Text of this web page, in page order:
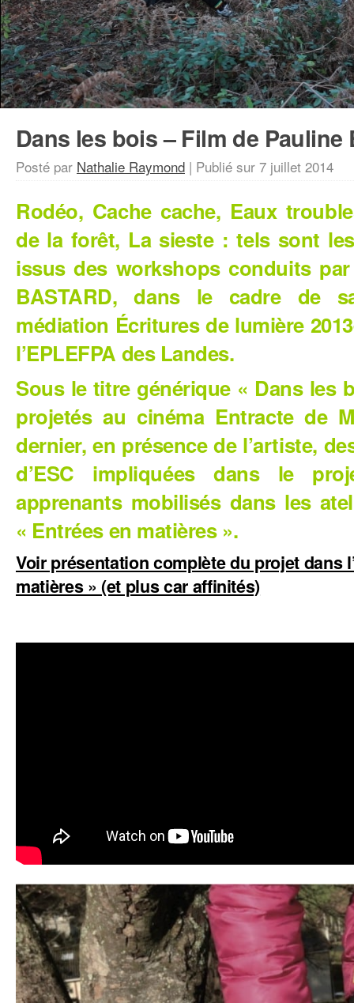
Dans les bois – Film de Pauline
Posté par Nathalie Raymond | Publié sur 7 juillet 2014
Rodéo, Cache cache, Eaux
de la forêt, La sieste : tels sont
issus des workshops conduits par
BASTARD, dans le cadre de
médiation Écritures de lumière
l’EPLEFPA des Landes.
Sous le titre générique « Dans les
projetés au cinéma Entracte de
dernier, en présence de l’artiste,
d’ESC impliquées dans le
apprenants mobilisés dans les
« Entrées en matières ».
Voir présentation complète du projet dans
matières » (et plus car affinités)